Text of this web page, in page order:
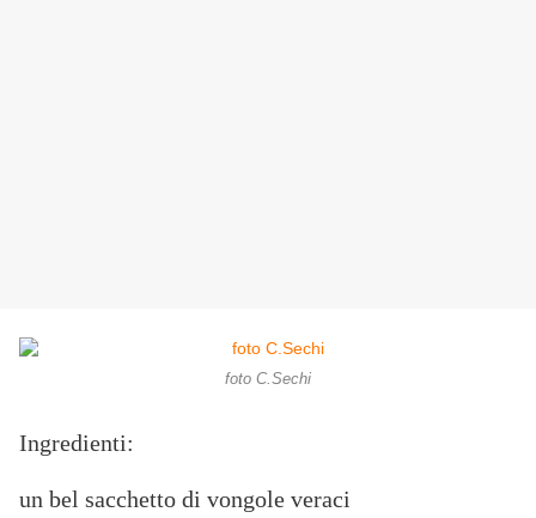
foto C.Sechi
Ingredienti:
un bel sacchetto di vongole veraci